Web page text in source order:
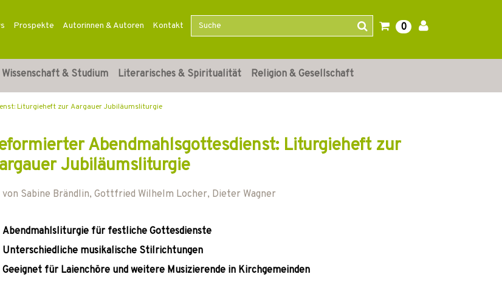
Prospekte Autorinnen & Autoren Kontakt 0
Wissenschaft & Studium Literarisches & Spiritualität Religion & Gesellschaft
Liturgieheft zur Aargauer Jubiläumsliturgie
Abendmahlsgottesdienst: Liturgieheft zur
Jubiläumsliturgie
von Sabine Brändlin, Gottfried Wilhelm Locher, Dieter Wagner
Abendmahlsliturgie für festliche Gottesdienste
Unterschiedliche musikalische Stilrichtungen
Geeignet für Laienchöre und weitere Musizierende in Kirchgemeinden